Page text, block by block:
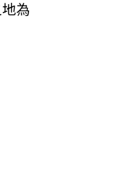
為